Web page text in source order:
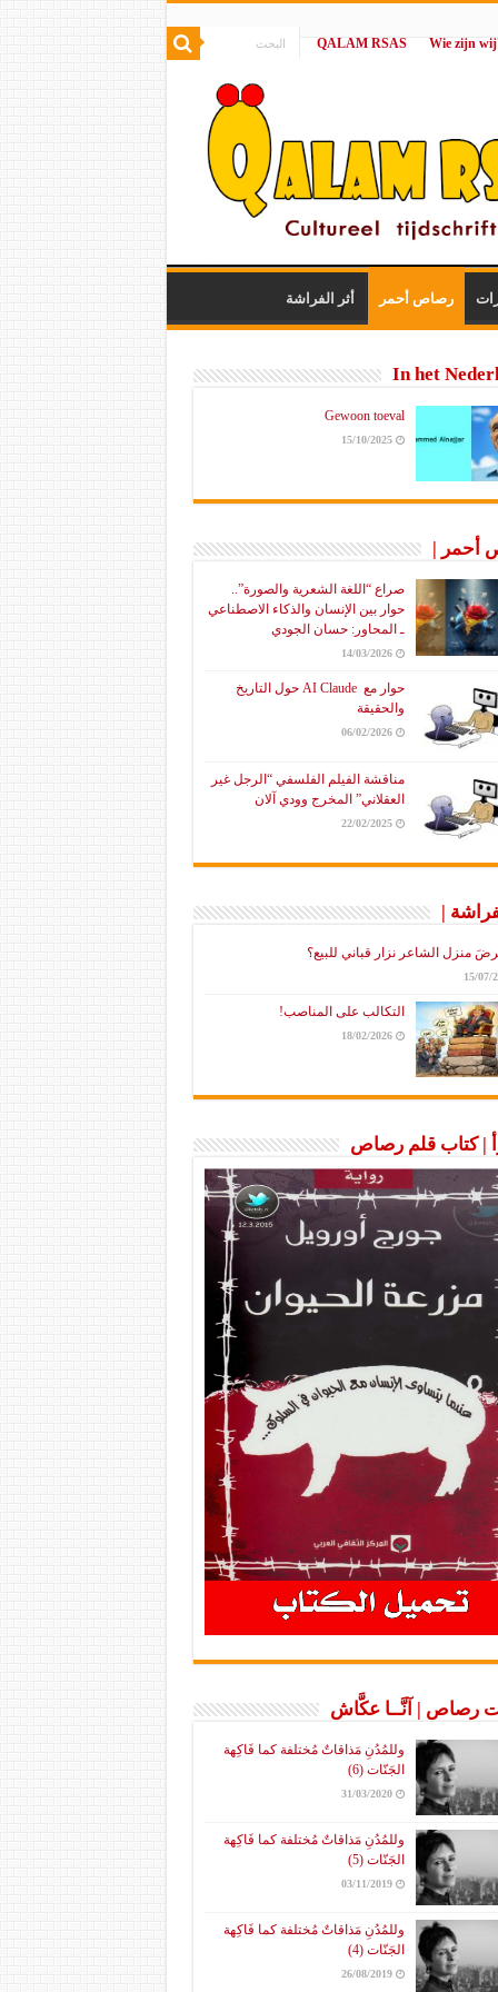
|
QALAM RSAS
رصاص أحمر أثر الفراشة
In het
Gewoon toeval
15/10/2025
أحمر |
صراع “اللغة الشعرية والصورة”..
حوار بين الإنسان والذكاء الاصطناعي
ـ المحاور: حسان الجودي
14/03/2026
حوار مع AI Claude حول التاريخ
والحقيقة
06/02/2026
مناقشة الفيلم الفلسفي “الرجل غير
العقلاني” المخرج وودي آلان
22/02/2025
|
منزل الشاعر نزار قباني للبيع؟
15/07/
التكالب على المناصب!
18/02/2026
| كتاب قلم رصاص
رصاص | آنَّــا عكَّاش
وللمُدُنِ مَذاقاتٌ مُختلفة كما فَاكِهة
الجَنّات (6)
31/03/2020
وللمُدُنِ مَذاقاتٌ مُختلفة كما فَاكِهة
الجَنّات (5)
03/11/2019
وللمُدُنِ مَذاقاتٌ مُختلفة كما فَاكِهة
الجَنّات (4)
26/08/2019